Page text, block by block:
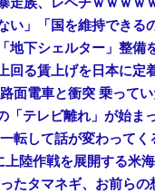
「テレビ離れ」が始ま
陸作戦を展開する米
たタマネギ、お前ら